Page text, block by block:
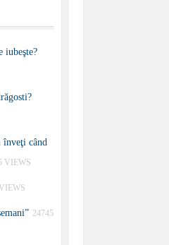
iubeşte?
înveţi când
VIEWS
24745